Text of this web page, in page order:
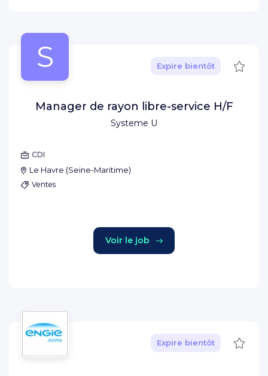
S
Systeme U
Expire bientôt
Manager de rayon libre-service H/F
CDI
Le Havre (Seine-Maritime)
Ventes
Voir le job
Expire bientôt